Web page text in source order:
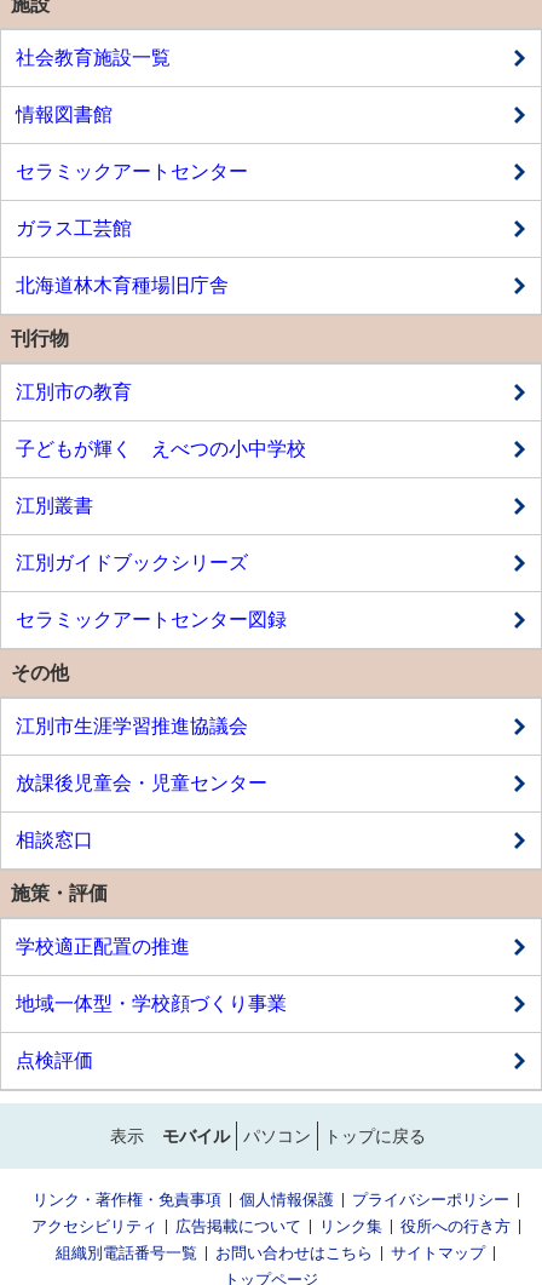
社会教育施設一覧
情報図書館
セラミックアートセンター
ガラス工芸館
北海道林木育種場旧庁舎
刊行物
江別市の教育
子どもが輝く えべつの小中学校
江別叢書
江別ガイドブックシリーズ
セラミックアートセンター図録
その他
江別市生涯学習推進協議会
放課後児童会・児童センター
相談窓口
施策・評価
学校適正配置の推進
地域一体型・学校顔づくり事業
点検評価
表示 モバイル パソコン トップに戻る
リンク・著作権・免責事項 個人情報保護
プライバシーポリシー
アクセシビリティ
広告掲載について リンク集
役所への行き方
組織別電話番号一覧
お問い合わせはこちら
サイトマップ
トップページ